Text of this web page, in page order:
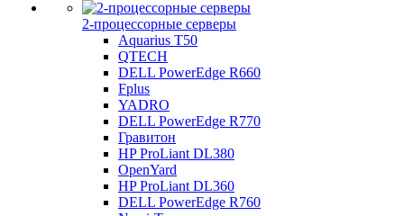
2-процессорные серверы
Aquarius T50
QTECH
DELL PowerEdge R660
Fplus
YADRO
DELL PowerEdge R770
Гравитон
HP ProLiant DL380
OpenYard
HP ProLiant DL360
DELL PowerEdge R760